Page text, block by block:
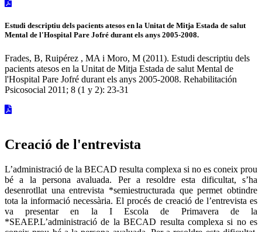
Estudi descriptiu dels pacients atesos en la Unitat de Mitja Estada de salut
Mental de l'Hospital Pare Jofré durant els anys 2005-2008.
Frades, B, Ruipérez , MA i Moro, M (2011). Estudi descriptiu dels
pacients atesos en la Unitat de Mitja Estada de salut Mental de
l'Hospital Pare Jofré durant els anys 2005-2008. Rehabilitación
Psicosocial 2011; 8 (1 y 2): 23-31
Creació de l'entrevista
L’administració de la BECAD resulta complexa si no es coneix prou
bé a la persona avaluada. Per a resoldre esta dificultat, s’ha
desenrotllat una entrevista *semiestructurada que permet obtindre
tota la informació necessària. El procés de creació de l’entrevista es
va presentar en la I Escola de Primavera de la
*SEAEP.L’administració de la BECAD resulta complexa si no es